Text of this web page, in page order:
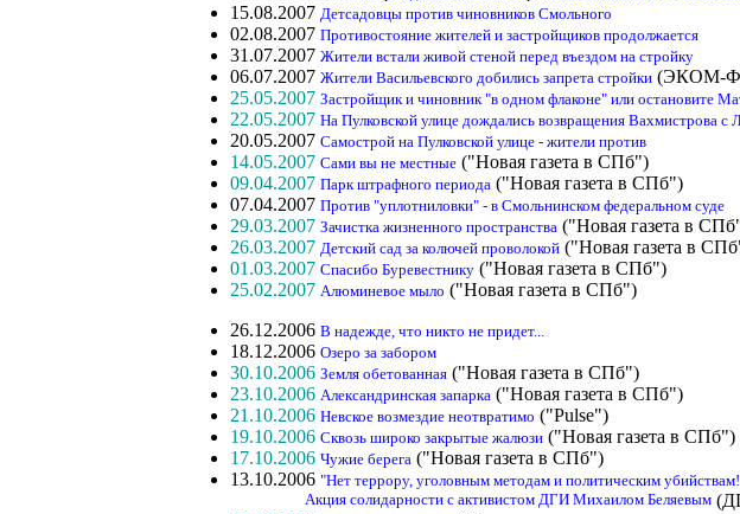
15.08.2007 Детсадовцы против чиновников Смольного
02.08.2007 Противостояние жителей и застройщиков продолжается
31.07.2007 Жители встали живой стеной перед въездом на стройку
06.07.2007 Жители Васильевского добились запрета стройки (ЭКОМ-
25.05.2007 Застройщик и чиновник "в одном флаконе" или остановите
22.05.2007 На Пулковской улице дождались возвращения Вахмистрова с
20.05.2007 Самострой на Пулковской улице - жители против
14.05.2007 Сами вы не местные ("Новая газета в СПб")
09.04.2007 Парк штрафного периода ("Новая газета в СПб")
07.04.2007 Против "уплотниловки" - в Смольнинском федеральном суде
29.03.2007 Зачистка жизненного пространства ("Новая газета в
26.03.2007 Детский сад за колючей проволокой ("Новая газета в
01.03.2007 Спасибо Буревестнику ("Новая газета в СПб")
25.02.2007 Алюминевое мыло ("Новая газета в СПб")
26.12.2006 В надежде, что никто не придет...
18.12.2006 Озеро за забором
30.10.2006 Земля обетованная ("Новая газета в СПб")
23.10.2006 Александринская запарка ("Новая газета в СПб")
21.10.2006 Невское возмездие неотвратимо ("Pulse")
19.10.2006 Сквозь широко закрытые жалюзи ("Новая газета в СПб")
17.10.2006 Чужие берега ("Новая газета в СПб")
13.10.2006 "Нет террору, уголовным методам и политическим
Акция солидарности с активистом ДГИ Михаилом Беляевым